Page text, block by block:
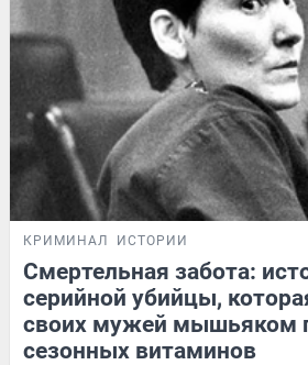
КРИМИНАЛ ИСТОРИИ
Смертельная забота:
серийной убийцы,
своих мужей мышьяком
сезонных витаминов